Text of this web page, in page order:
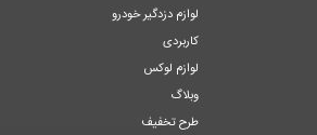
لوازم دزدگیر خودرو
کاربردی
لوازم لوکس
وبلاگ
طرح تخفیف